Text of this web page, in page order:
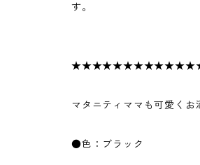
す。
マタニティママも可愛くお
●色：ブラック